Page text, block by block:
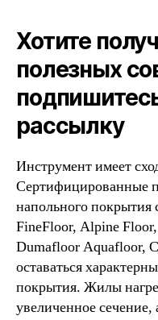
Хотите
полезных
рассылку
Инструмент имеет
Сертифицированные
напольного покрытия
FineFloor, Alpine
Dumafloor Aquafloor,
оставаться
покрытия. Жилы
увеличенное